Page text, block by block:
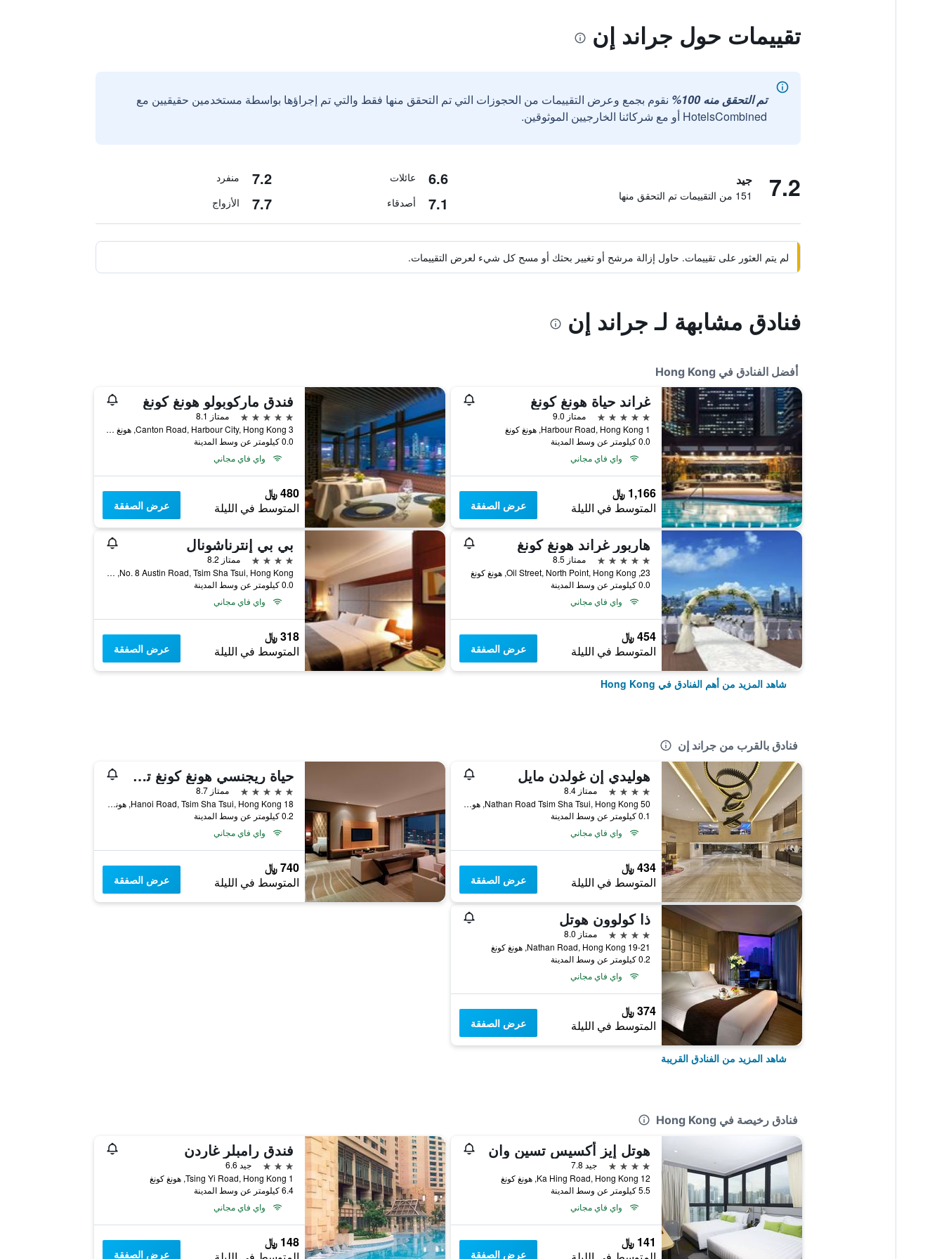
تقييمات حول جراند إن
تم التحقق منه 100%
نقوم بجمع وعرض التقييمات من الحجوزات التي تم التحقق منها فقط والتي تم إجراؤها بواسطة مستخدمين حقيقيين مع
HotelsCombined أو مع شركائنا الخارجيين الموثوقين.
7.2 جيد
151 من التقييمات تم التحقق منها
6.6 عائلات 7.2 منفرد
7.1 أصدقاء 7.7 الأزواج
لم يتم العثور على تقييمات. حاول إزالة مرشح أو تغيير بحثك أو مسح كل شيء لعرض التقييمات.
فنادق مشابهة لـ جراند إن
أفضل الفنادق في Hong Kong
غراند حياة هونغ كونغ
5 نجوم
ممتاز 9.0
1 Harbour Road, Hong Kong, هونغ كونغ
0.0 كيلومتر عن وسط المدينة
واي فاي مجاني
1,166 ﷼
المتوسط في الليلة عرض الصفقة
فندق ماركوبولو هونغ كونغ
5 نجوم
ممتاز 8.1
3 Canton Road, Harbour City, Hong Kong, هونغ كونغ
0.0 كيلومتر عن وسط المدينة
واي فاي مجاني
480 ﷼
المتوسط في الليلة عرض الصفقة
هاربور غراند هونغ كونغ
5 نجوم
ممتاز 8.5
23, Oil Street, North Point, Hong Kong, هونغ كونغ
0.0 كيلومتر عن وسط المدينة
واي فاي مجاني
454 ﷼
المتوسط في الليلة عرض الصفقة
بي بي إنترناشونال
4 نجوم
ممتاز 8.2
No. 8 Austin Road, Tsim Sha Tsui, Hong Kong, هونغ كونغ
0.0 كيلومتر عن وسط المدينة
واي فاي مجاني
318 ﷼
المتوسط في الليلة عرض الصفقة
شاهد المزيد من أهم الفنادق في Hong Kong
فنادق بالقرب من جراند إن
هوليدي إن غولدن مايل
4 نجوم
ممتاز 8.4
50 Nathan Road Tsim Sha Tsui, Hong Kong, هونغ كونغ
0.1 كيلومتر عن وسط المدينة
واي فاي مجاني
434 ﷼
المتوسط في الليلة عرض الصفقة
حياة ريجنسي هونغ كونغ تسيم شا تسوي
5 نجوم
ممتاز 8.7
18 Hanoi Road, Tsim Sha Tsui, Hong Kong, هونغ كونغ
0.2 كيلومتر عن وسط المدينة
واي فاي مجاني
740 ﷼
المتوسط في الليلة عرض الصفقة
ذا كولوون هوتل
4 نجوم
ممتاز 8.0
19-21 Nathan Road, Hong Kong, هونغ كونغ
0.2 كيلومتر عن وسط المدينة
واي فاي مجاني
374 ﷼
المتوسط في الليلة عرض الصفقة
شاهد المزيد من الفنادق القريبة
فنادق رخيصة في Hong Kong
هوتل إيز أكسيس تسين وان
4 نجوم
جيد 7.8
12 Ka Hing Road, Hong Kong, هونغ كونغ
5.5 كيلومتر عن وسط المدينة
واي فاي مجاني
141 ﷼
عرض الصفقة
فندق رامبلر غاردن
3 نجوم
جيد 6.6
1 Tsing Yi Road, Hong Kong, هونغ كونغ
6.4 كيلومتر عن وسط المدينة
واي فاي مجاني
148 ﷼
عرض الصفقة